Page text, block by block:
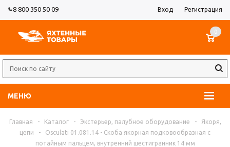
8 800 350 50 09 Вход Регистрация
МЕНЮ
0
Главная - Каталог - Экстерьер, палубное оборудование -
Якоря,
цепи
-
Osculati 01.081.14 - Скоба якорная подковообразная с
потайным пальцем, внутренний шестигранник 14 мм